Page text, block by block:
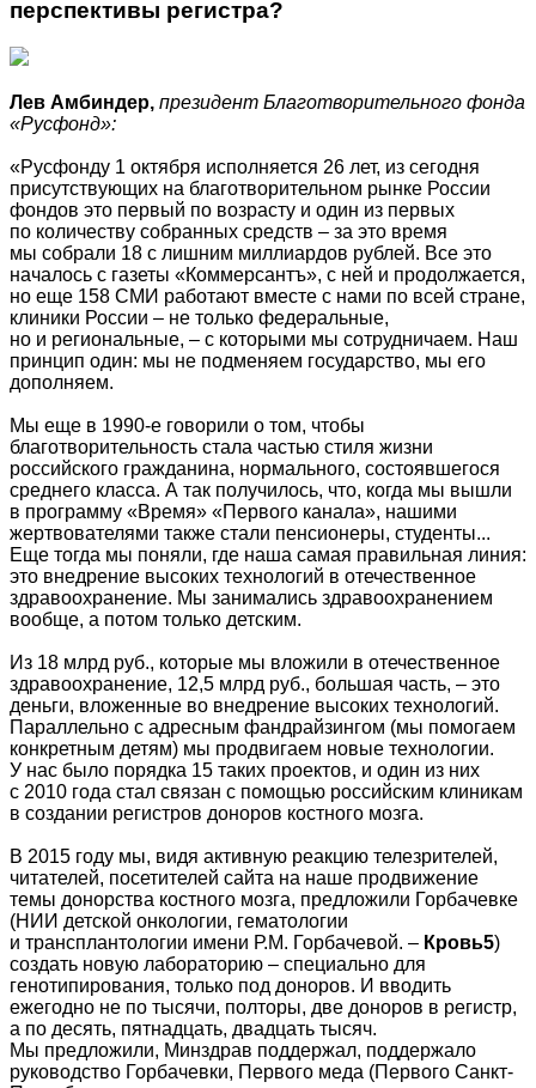
перспективы регистра?
Лев Амбиндер, президент Благотворительного фонда
«Русфонд»:
«Русфонду 1 октября исполняется 26 лет, из сегодня
присутствующих на благотворительном рынке России
фондов это первый по возрасту и один из первых
по количеству собранных средств – за это время
мы собрали 18 с лишним миллиардов рублей. Все это
началось с газеты «Коммерсантъ», с ней и продолжается,
но еще 158 СМИ работают вместе с нами по всей стране,
клиники России – не только федеральные,
но и региональные, – с которыми мы сотрудничаем. Наш
принцип один: мы не подменяем государство, мы его
дополняем.
Мы еще в 1990-е говорили о том, чтобы
благотворительность стала частью стиля жизни
российского гражданина, нормального, состоявшегося
среднего класса. А так получилось, что, когда мы вышли
в программу «Время» «Первого канала», нашими
жертвователями также стали пенсионеры, студенты...
Еще тогда мы поняли, где наша самая правильная линия:
это внедрение высоких технологий в отечественное
здравоохранение. Мы занимались здравоохранением
вообще, а потом только детским.
Из 18 млрд руб., которые мы вложили в отечественное
здравоохранение, 12,5 млрд руб., большая часть, – это
деньги, вложенные во внедрение высоких технологий.
Параллельно с адресным фандрайзингом (мы помогаем
конкретным детям) мы продвигаем новые технологии.
У нас было порядка 15 таких проектов, и один из них
с 2010 года стал связан с помощью российским клиникам
в создании регистров доноров костного мозга.
В 2015 году мы, видя активную реакцию телезрителей,
читателей, посетителей сайта на наше продвижение
темы донорства костного мозга, предложили Горбачевке
(НИИ детской онкологии, гематологии
и трансплантологии имени Р.М. Горбачевой. – Кровь5)
создать новую лабораторию – специально для
генотипирования, только под доноров. И вводить
ежегодно не по тысячи, полторы, две доноров в регистр,
а по десять, пятнадцать, двадцать тысяч.
Мы предложили, Минздрав поддержал, поддержало
руководство Горбачевки, Первого меда (Первого Санкт-